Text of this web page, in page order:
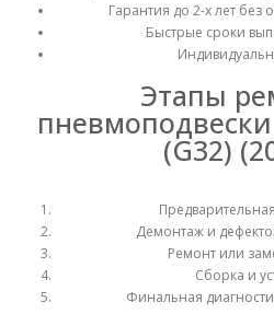
Гарантия до 2-х лет без
Быстрые сроки
Этапы
пневмоподвески
(G32)
Демонтаж и
Ремонт или
Сборка и
Финальная